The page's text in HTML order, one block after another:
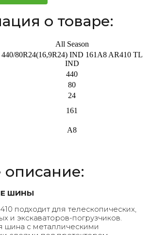
о товаре:
All Season
440/80R24(16,9R24) IND 161A8 AR410 TL
IND
440
80
24
161
A8
описание:
ШИНЫ
подходит для телескопических,
и экскаваторов-погрузчиков.
шина с металлическими